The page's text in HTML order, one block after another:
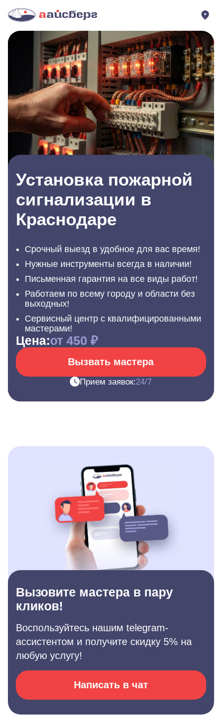
Установка пожарной
сигнализации в
Краснодаре
Срочный выезд в удобное для вас время!
Нужные инструменты всегда в наличии!
Письменная гарантия на все виды работ!
Работаем по всему городу и области без
выходных!
Сервисный центр с квалифицированными
мастерами!
Цена:от 450 ₽
Вызвать мастера
Прием заявок:24/7
Вызовите мастера в пару
кликов!
Воспользуйтесь нашим telegram-
ассистентом и получите скидку 5% на
любую услугу!
Написать в чат